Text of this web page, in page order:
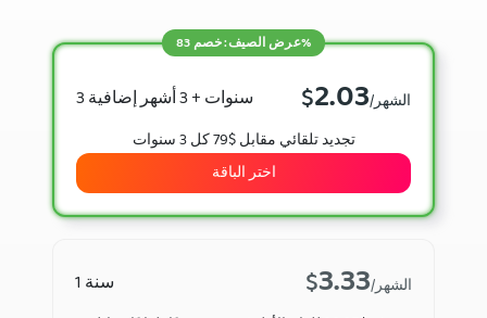
3 سنوات + 3 أشهر إضافية $2.03 /الشهر
عرض الصيف: خصم 83%
تجديد تلقائي مقابل $79 كل 3 سنوات
اختر الباقة
1 سنة $3.33 /الشهر